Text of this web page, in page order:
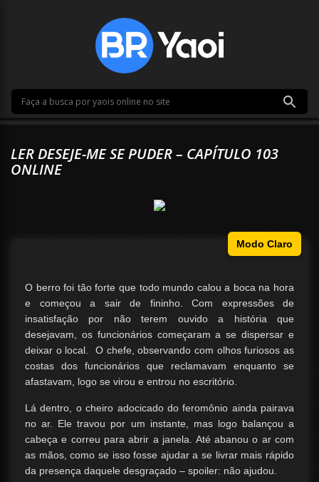
LER DESEJE-ME SE PUDER – CAPÍTULO 103
ONLINE
Modo Claro
O berro foi tão forte que todo mundo calou a boca na hora
e começou a sair de fininho. Com expressões de
insatisfação por não terem ouvido a história que
desejavam, os funcionários começaram a se dispersar e
deixar o local. O chefe, observando com olhos furiosos as
costas dos funcionários que reclamavam enquanto se
afastavam, logo se virou e entrou no escritório.
Lá dentro, o cheiro adocicado do feromônio ainda pairava
no ar. Ele travou por um instante, mas logo balançou a
cabeça e correu para abrir a janela. Até abanou o ar com
as mãos, como se isso fosse ajudar a se livrar mais rápido
da presença daquele desgraçado – spoiler: não ajudou.